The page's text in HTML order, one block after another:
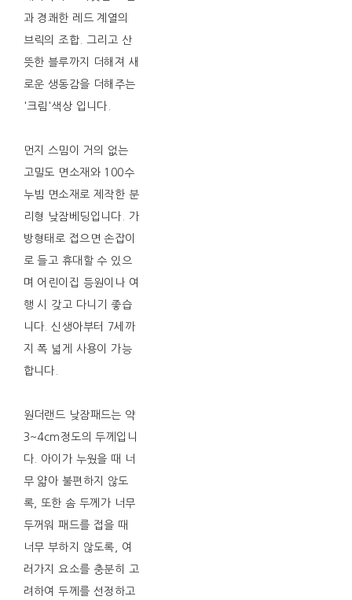
과 경쾌한 레드 계열의
브릭의 조합. 그리고 산
뜻한 블루까지 더해져 새
로운 생동감을 더해주는
'크림'색상 입니다.
먼지 스밈이 거의 없는
고밀도 면소재와 100수
누빔 면소재로 제작한 분
리형 낮잠베딩입니다. 가
방형태로 접으면 손잡이
로 들고 휴대할 수 있으
며 어린이집 등원이나 여
행 시 갖고 다니기 좋습
니다. 신생아부터 7세까
지 폭 넓게 사용이 가능
합니다.
원더랜드 낮잠패드는 약
3~4cm정도의 두께입니
다. 아이가 누웠을 때 너
무 얇아 불편하지 않도
록, 또한 솜 두께가 너무
두꺼워 패드를 접을 때
너무 부하지 않도록, 여
러가지 요소를 충분히 고
려하여 두께를 선정하고